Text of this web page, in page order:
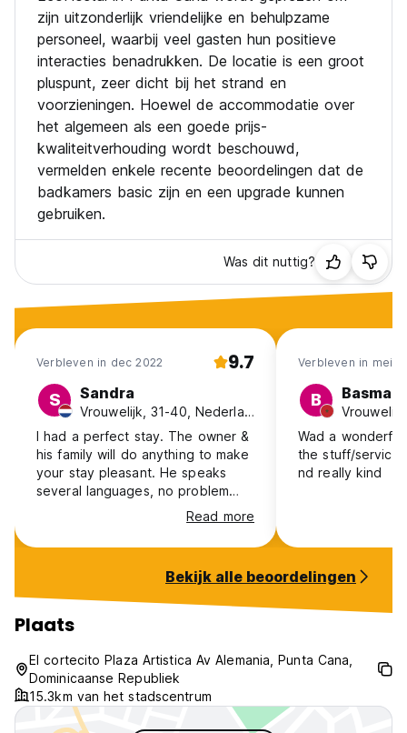
zijn uitzonderlijk vriendelijke en behulpzame
personeel, waarbij veel gasten hun positieve
interacties benadrukken. De locatie is een groot
pluspunt, zeer dicht bij het strand en
voorzieningen. Hoewel de accommodatie over
het algemeen als een goede prijs-
kwaliteitverhouding wordt beschouwd,
vermelden enkele recente beoordelingen dat de
badkamers basic zijn en een upgrade kunnen
gebruiken.
Was dit nuttig?
Verbleven in dec 2022 9.7
S Sandra
Vrouwelijk, 31-40, Nederland
I had a perfect stay. The owner &
his family will do anything to make
your stay pleasant. He speaks
several languages, no problem
with communication. The women’s
dorm has comfortable beds and
more then enough space to store
has a toilet and shower inside.
The common areas are big. The
kitchen is equipped with
everything, easy to make your
own meals. Perfect location, close
to the beach, supermarket, shops
and restaurants/bars. I will
definitely come back!
Read more
Verbleven in mei
B Basma
Wad a
the stuff/service
nd really kind
Bekijk alle beoordelingen
Plaats
El cortecito Plaza Artistica Av Alemania, Punta Cana,
Dominicaanse Republiek
15.3km van het stadscentrum